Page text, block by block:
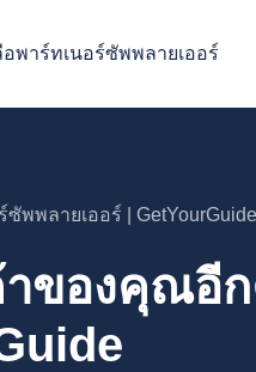
พาร์ทเนอร์ซัพพลายเออร์
พพลายเออร์ | GetYourGuide
ของคุณอี